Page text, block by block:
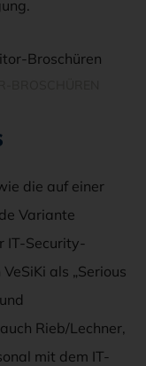
die auf einer
Variante
IT-Security-
als „Serious
Rieb/Lechner,
mit dem IT-